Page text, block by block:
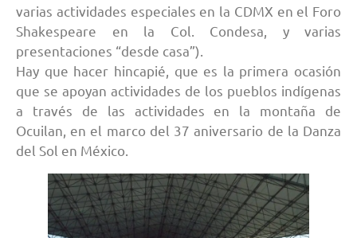
varias actividades especiales en la CDMX en el Foro
Shakespeare en la Col. Condesa, y varias
presentaciones “desde casa”).
Hay que hacer hincapié, que es la primera ocasión
que se apoyan actividades de los pueblos indígenas
a través de las actividades en la montaña de
Ocuilan, en el marco del 37 aniversario de la Danza
del Sol en México.